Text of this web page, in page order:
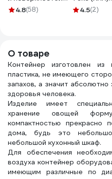
SYNERGETIC 500
4.8(58)
80x100 см,
4.5(2)
О товаре
Контейнер изготовлен из
пластика, не имеющего
запахов, а значит
здоровья человека.
Изделие имеет
хранение овощей
компактностью прекрасно
дома, будь это
небольшой кухонный шкаф.
Для обеспечения
воздуха контейнер
имеющим различные по